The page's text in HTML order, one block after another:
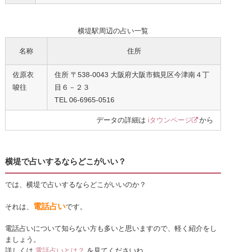
横堤駅周辺の占い一覧
名称 住所
佐原衣
唆往
住所 〒538-0043 大阪府大阪市鶴見区今津南４丁
目６－２３
TEL 06-6965-0516
データの詳細は iタウンページ から
横堤で占いするならどこがいい？
では、横堤で占いするならどこがいいのか？
それは、 電話占いです。
電話占いについて知らない方も多いと思いますので、軽く紹介をし
ましょう。